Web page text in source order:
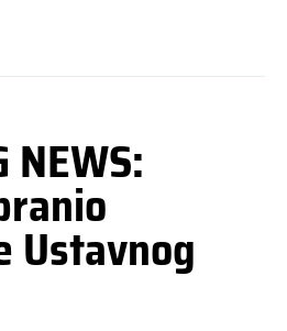
NEWS:
Ustavnog